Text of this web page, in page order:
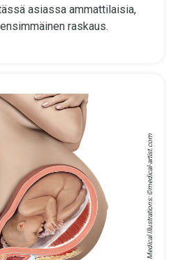
asiassa ammattilaisia,
raskaus.
Medical Illustrations: ©
medical-artist.com